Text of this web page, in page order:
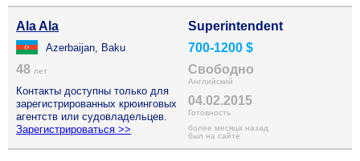
Ala Ala
Azerbaijan, Baku
48 лет
Контакты доступны только для
зарегистрированных крюинговых
агентств или судовладельцев.
Зарегистрироваться >>
Superintendent
700-1200 $
Свободно
Английский
04.02.2015
Готовность
более месяца назад
был на сайте